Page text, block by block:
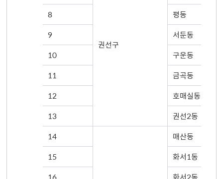
권선구
8
평동
9
서둔동
10
구운동
11
금곡동
12
호매실동
13
권선2동
14
매산동
15
화서1동